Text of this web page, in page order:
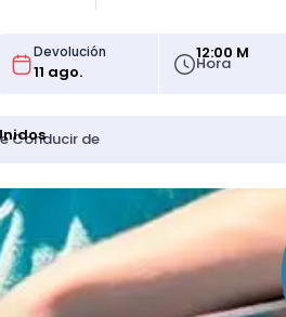
Devolución
Hora
12:00 M
Conducir de